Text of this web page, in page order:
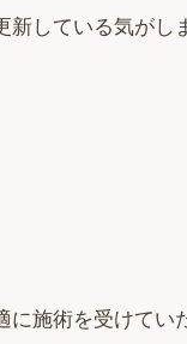
している気がし
に施術を受けてい